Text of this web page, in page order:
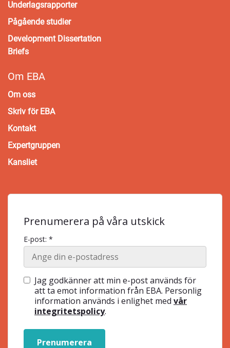
Underlagsrapporter
Pågående studier
Development Dissertation
Briefs
Om EBA
Om oss
Skriv för EBA
Kontakt
Expertgruppen
Kansliet
Prenumerera på våra utskick
E-post: *
Jag godkänner att min e-post används för
att ta emot information från EBA. Personlig
information används i enlighet med vår
integritetspolicy.
Prenumerera